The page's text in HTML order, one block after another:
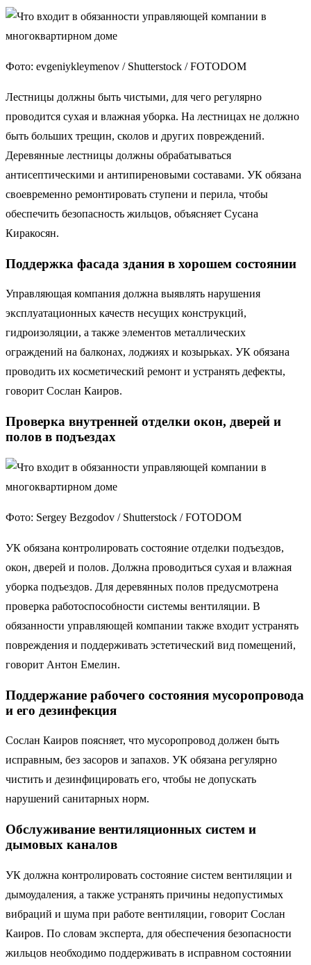
Фото: evgeniykleymenov / Shutterstock / FOTODOM
Лестницы должны быть чистыми, для чего регулярно
проводится сухая и влажная уборка. На лестницах не должно
быть больших трещин, сколов и других повреждений.
Деревянные лестницы должны обрабатываться
антисептическими и антипиреновыми составами. УК обязана
своевременно ремонтировать ступени и перила, чтобы
обеспечить безопасность жильцов, объясняет Сусана
Киракосян.
Поддержка фасада здания в хорошем состоянии
Управляющая компания должна выявлять нарушения
эксплуатационных качеств несущих конструкций,
гидроизоляции, а также элементов металлических
ограждений на балконах, лоджиях и козырьках. УК обязана
проводить их косметический ремонт и устранять дефекты,
говорит Сослан Каиров.
Проверка внутренней отделки окон, дверей и
полов в подъездах
Фото: Sergey Bezgodov / Shutterstock / FOTODOM
УК обязана контролировать состояние отделки подъездов,
окон, дверей и полов. Должна проводиться сухая и влажная
уборка подъездов. Для деревянных полов предусмотрена
проверка работоспособности системы вентиляции. В
обязанности управляющей компании также входит устранять
повреждения и поддерживать эстетический вид помещений,
говорит Антон Емелин.
Поддержание рабочего состояния мусоропровода
и его дезинфекция
Сослан Каиров поясняет, что мусоропровод должен быть
исправным, без засоров и запахов. УК обязана регулярно
чистить и дезинфицировать его, чтобы не допускать
нарушений санитарных норм.
Обслуживание вентиляционных систем и
дымовых каналов
УК должна контролировать состояние систем вентиляции и
дымоудаления, а также устранять причины недопустимых
вибраций и шума при работе вентиляции, говорит Сослан
Каиров. По словам эксперта, для обеспечения безопасности
жильцов необходимо поддерживать в исправном состоянии